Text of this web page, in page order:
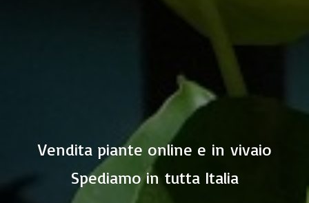
Vendita piante online e in vivaio
Spediamo in tutta Italia